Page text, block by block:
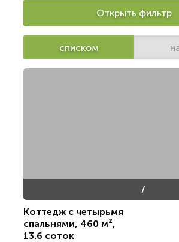
Открыть фильтр
списком
/
Коттедж с четырьмя
спальнями, 460 м²,
13.6 соток